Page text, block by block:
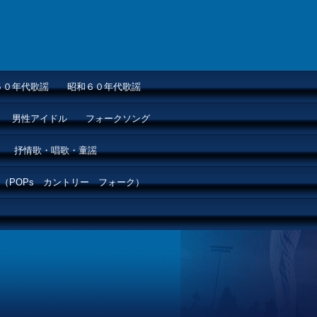
０年代歌謡 昭和６０年代歌謡
男性アイドル フォークソング
抒情歌・唱歌・童謡
POPs カントリー フォーク）